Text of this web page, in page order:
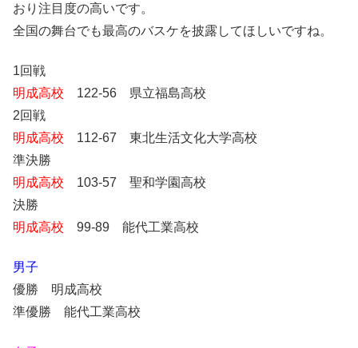
おり注目度の高いです。
全国の舞台でも最高のバスケを披露してほしいですね。
1回戦
明成高校 122-56 県立福島高校
2回戦
明成高校 112-67 東北生活文化大学高校
準決勝
明成高校 103-57 聖和学園高校
決勝
明成高校 99-89 能代工業高校
男子
優勝 明成高校
準優勝 能代工業高校